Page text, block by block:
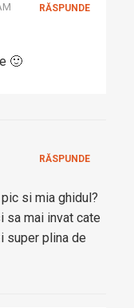
🙂
RĂSPUNDE
si mia ghidul?
sa mai invat cate
super plina de
RĂSPUNDE